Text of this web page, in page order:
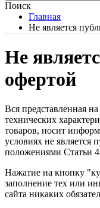
Поиск
Главная
Не является
Не
офертой
Вся представленная
технических
товаров, носит
условиях не является
положениями Статьи
Нажатие на кнопку
заполнение тех или
сайта никаких